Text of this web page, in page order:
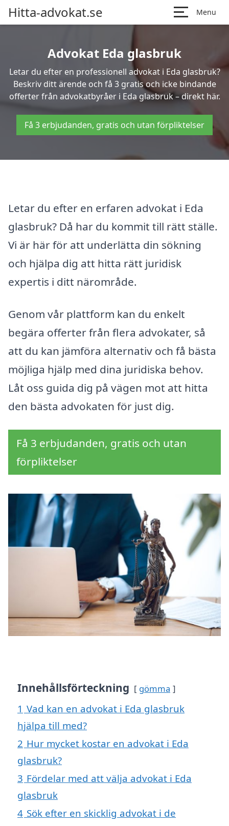
Hitta-advokat.se Menu
Advokat Eda glasbruk
Letar du efter en professionell advokat i Eda glasbruk?
Beskriv ditt ärende och få 3 gratis och icke bindande
offerter från advokatbyråer i Eda glasbruk – direkt här.
Få 3 erbjudanden, gratis och utan förpliktelser
Letar du efter en erfaren advokat i Eda
glasbruk? Då har du kommit till rätt ställe.
Vi är här för att underlätta din sökning
och hjälpa dig att hitta rätt juridisk
expertis i ditt närområde.
Genom vår plattform kan du enkelt
begära offerter från flera advokater, så
att du kan jämföra alternativ och få bästa
möjliga hjälp med dina juridiska behov.
Låt oss guida dig på vägen mot att hitta
den bästa advokaten för just dig.
Få 3 erbjudanden, gratis och utan
förpliktelser
Innehållsförteckning gömma
1 Vad kan en advokat i Eda glasbruk
hjälpa till med?
2 Hur mycket kostar en advokat i Eda
glasbruk?
3 Fördelar med att välja advokat i Eda
glasbruk
4 Sök efter en skicklig advokat i de